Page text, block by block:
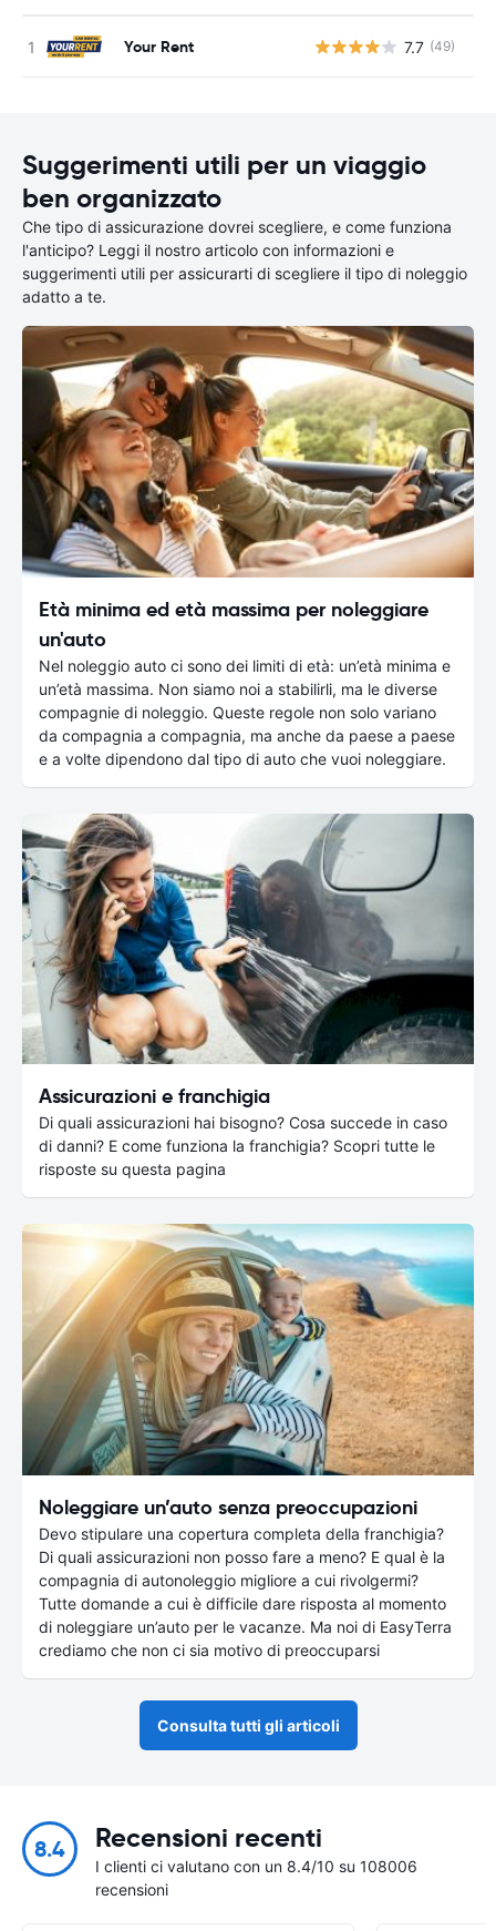
Your Rent 7.7 (49)
Suggerimenti utili per un viaggio
ben organizzato
Che tipo di assicurazione dovrei scegliere, e come funziona
l'anticipo? Leggi il nostro articolo con informazioni e
suggerimenti utili per assicurarti di scegliere il tipo di noleggio
adatto a te.
Età minima ed età massima per noleggiare
un'auto
Nel noleggio auto ci sono dei limiti di età: un’età minima e
un’età massima. Non siamo noi a stabilirli, ma le diverse
compagnie di noleggio. Queste regole non solo variano
da compagnia a compagnia, ma anche da paese a paese
e a volte dipendono dal tipo di auto che vuoi noleggiare.
Assicurazioni e franchigia
Di quali assicurazioni hai bisogno? Cosa succede in caso
di danni? E come funziona la franchigia? Scopri tutte le
risposte su questa pagina
Noleggiare un’auto senza preoccupazioni
Devo stipulare una copertura completa della franchigia?
Di quali assicurazioni non posso fare a meno? E qual è la
compagnia di autonoleggio migliore a cui rivolgermi?
Tutte domande a cui è difficile dare risposta al momento
di noleggiare un’auto per le vacanze. Ma noi di EasyTerra
crediamo che non ci sia motivo di preoccuparsi
Consulta tutti gli articoli
8.4 Recensioni recenti
I clienti ci valutano con un 8.4/10 su 108006
recensioni